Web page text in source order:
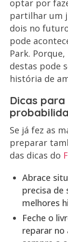
optar por
partilhar um
dois no
pode
Park.
destas pode
história de
Dicas
Se já fez as
preparar
das dicas do
Abrace
precisa de
melhores
Feche o
reparar no